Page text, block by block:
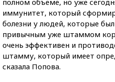
полном объеме, но уже
иммунитет, который
болезни у людей, которые
привычным уже штаммом
очень эффективен и
штамму, который имеет
сказала Попова.